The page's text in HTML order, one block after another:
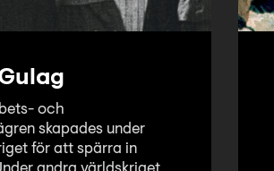
och
skapades under
för att spärra in